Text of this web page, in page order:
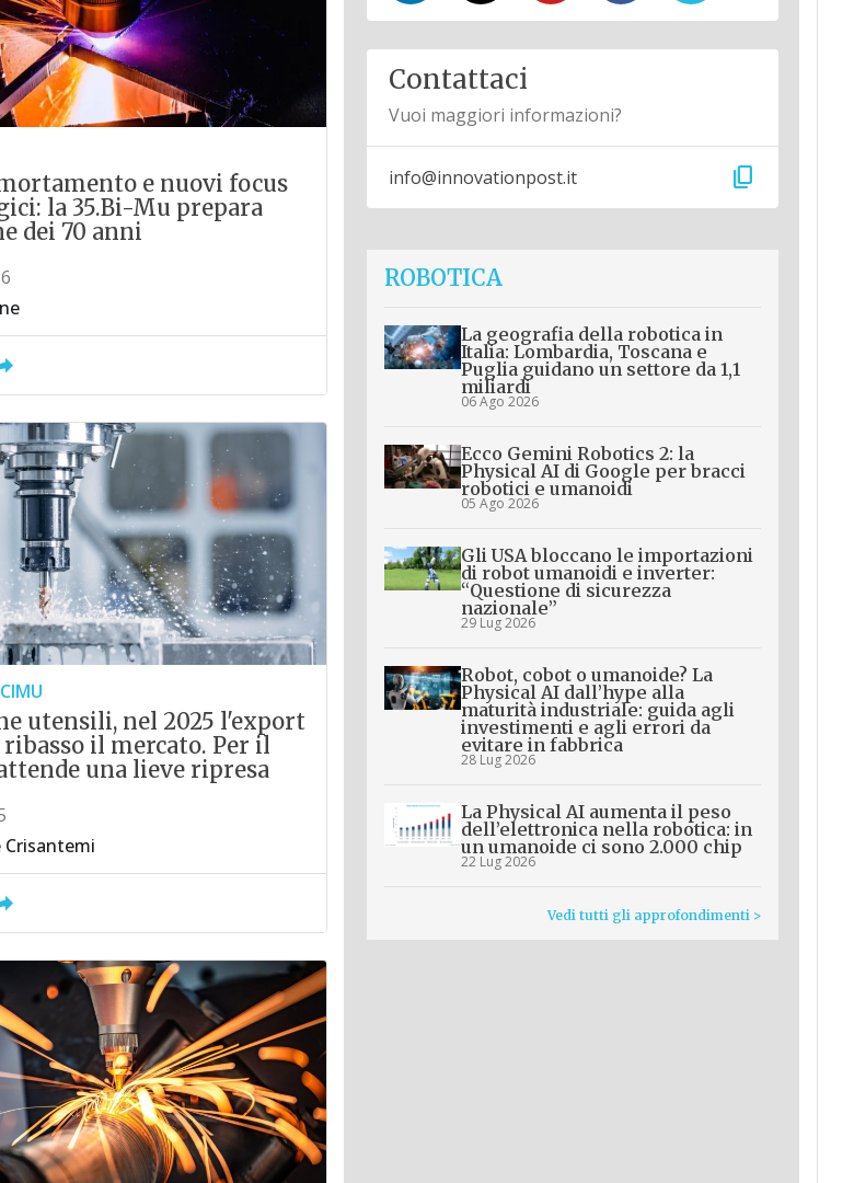
e nuovi focus
la 35.Bi-Mu prepara
dei 70 anni
utensili, nel 2025 l'export
il mercato. Per il
una lieve ripresa
Crisantemi
Contattaci
Vuoi maggiori informazioni?
info@innovationpost.it content_copy
ROBOTICA
La geografia della robotica in
Italia: Lombardia, Toscana e
Puglia guidano un settore da 1,1
miliardi
06 Ago 2026
Ecco Gemini Robotics 2: la
Physical AI di Google per bracci
robotici e umanoidi
05 Ago 2026
Gli USA bloccano le importazioni
di robot umanoidi e inverter:
“Questione di sicurezza
nazionale”
29 Lug 2026
Robot, cobot o umanoide? La
Physical AI dall’hype alla
maturità industriale: guida agli
investimenti e agli errori da
evitare in fabbrica
28 Lug 2026
La Physical AI aumenta il peso
dell’elettronica nella robotica: in
un umanoide ci sono 2.000 chip
22 Lug 2026
Vedi tutti gli approfondimenti >